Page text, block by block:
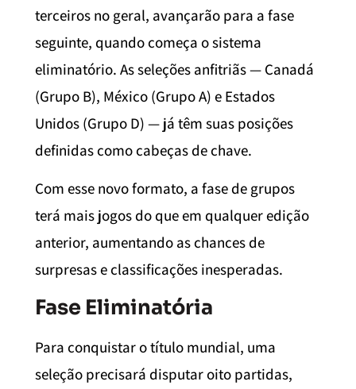
terceiros no geral, avançarão para a fase
seguinte, quando começa o sistema
eliminatório. As seleções anfitriãs — Canadá
(Grupo B), México (Grupo A) e Estados
Unidos (Grupo D) — já têm suas posições
definidas como cabeças de chave.
Com esse novo formato, a fase de grupos
terá mais jogos do que em qualquer edição
anterior, aumentando as chances de
surpresas e classificações inesperadas.
Fase Eliminatória
Para conquistar o título mundial, uma
seleção precisará disputar oito partidas,